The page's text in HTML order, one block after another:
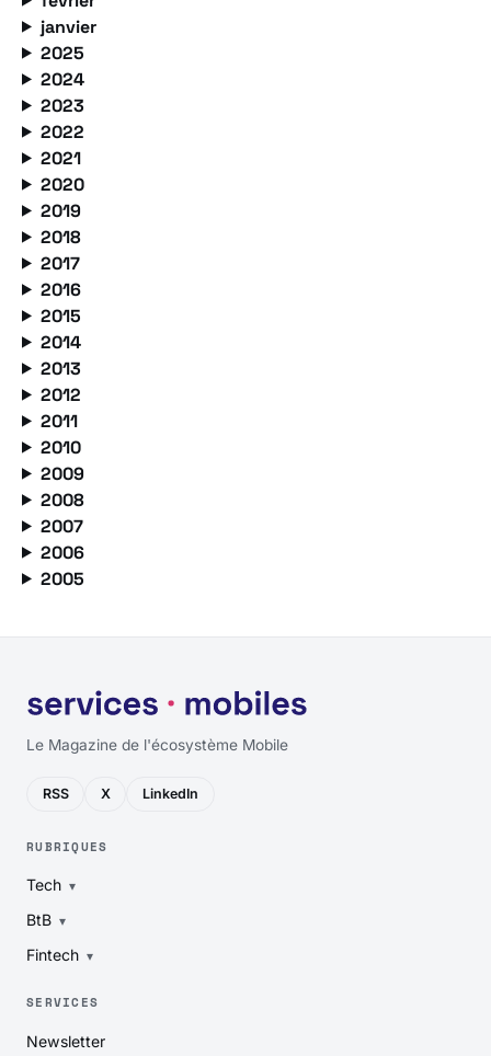
janvier
2025
2024
2023
2022
2021
2020
2019
2018
2017
2016
2015
2014
2013
2012
2011
2010
2009
2008
2007
2006
2005
Le Magazine de l'écosystème Mobile
RSS X LinkedIn
RUBRIQUES
Tech
BtB
Fintech
SERVICES
Newsletter